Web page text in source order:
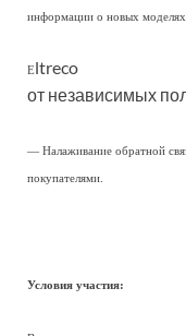
информации о новых
Eltreco
от независимых
— Налаживание обратной
покупателями.
Условия участия: